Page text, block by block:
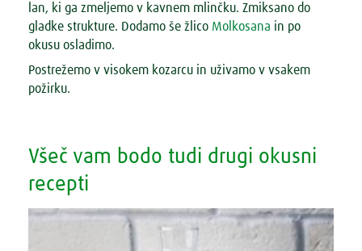
lan, ki ga zmeljemo v kavnem mlinčku. Zmiksano do
gladke strukture. Dodamo še žlico Molkosana in po
okusu osladimo.
Postrežemo v visokem kozarcu in uživamo v vsakem
požirku.
Všeč vam bodo tudi drugi okusni
recepti